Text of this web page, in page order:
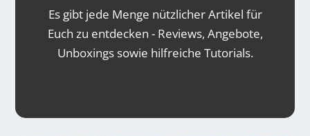
Es gibt jede Menge nützlicher Artikel für
Euch zu entdecken - Reviews, Angebote,
Unboxings sowie hilfreiche Tutorials.